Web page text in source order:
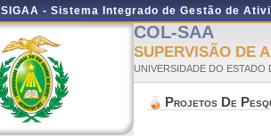
SIGAA - Sistema Integrado de Gestão de
COL-SAA
SUPERVISÃO DE
UNIVERSIDADE DO
Projetos De